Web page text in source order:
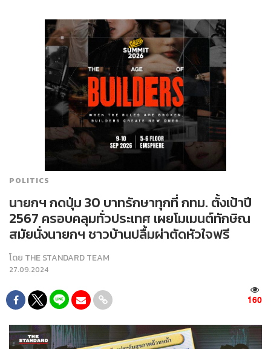
POLITICS
นายกฯ กดปุ่ม 30 บาทรักษาทุกที่ กทม. ตั้งเป้าปี
2567 ครอบคลุมทั่วประเทศ เผยโมเมนต์ทักษิณ
สมัยนั่งนายกฯ ชาวบ้านปลื้มผ่าตัดหัวใจฟรี
โดย THE STANDARD TEAM
27.09.2024
160